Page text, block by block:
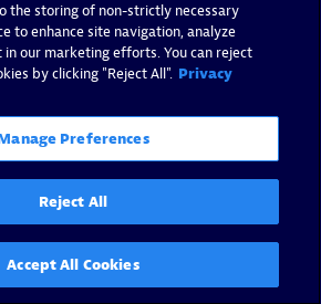
the storing of non-strictly necessary
to enhance site navigation, analyze
in our marketing efforts. You can reject
by clicking "Reject All". Privacy
Preferences
Reject All
Accept All Cookies